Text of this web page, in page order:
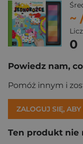
~
0
Powiedz nam,
Pomóż innym i
ZALOGUJ SIĘ,
Ten produkt nie